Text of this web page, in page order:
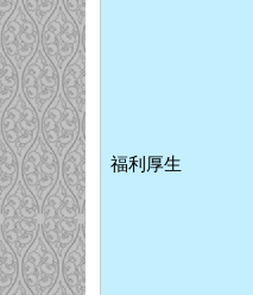
福利厚生